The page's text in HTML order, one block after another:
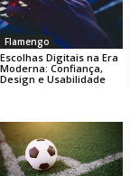
Flamengo
Escolhas Digitais na Era
Moderna: Confiança,
Design e Usabilidade